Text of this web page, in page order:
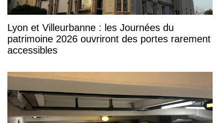
Lyon et Villeurbanne : les Journées du
patrimoine 2026 ouvriront des portes rarement
accessibles